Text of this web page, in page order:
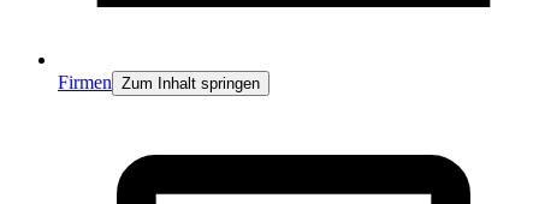
Firmen Zum Inhalt springen